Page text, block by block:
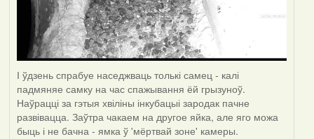
І ўдзень спрабуе наседжваць толькі самец - калі
падмяняе самку на час спажывання ёй грызуноў.
Наўрацці за гэтыя хвіліны інкубацыі зародак пачне
развівацца. Заўтра чакаем на другое яйка, але яго можа
быць і не бачна - ямка ў 'мёртвай зоне' камеры.